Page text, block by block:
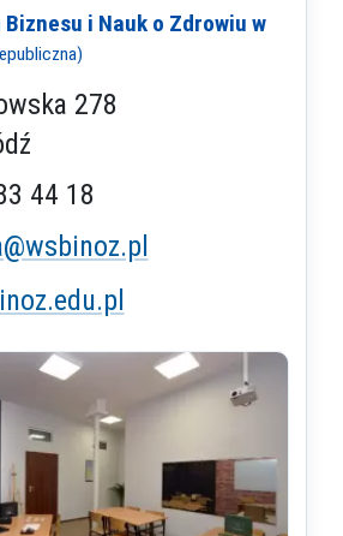
Biznesu i Nauk o Zdrowiu w
278
44 18